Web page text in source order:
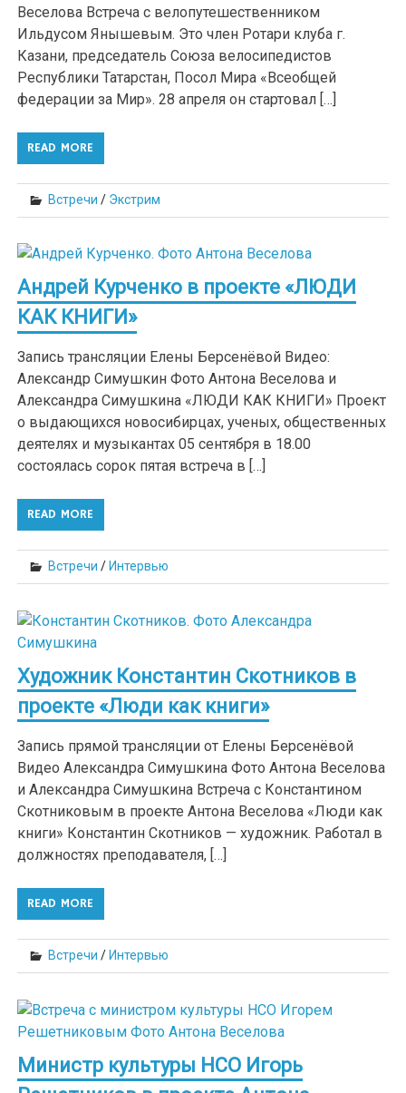
Веселова Встреча с велопутешественником
Ильдусом Янышевым. Это член Ротари клуба г.
Казани, председатель Союза велосипедистов
Республики Татарстан, Посол Мира «Всеобщей
федерации за Мир». 28 апреля он стартовал […]
READ MORE
Встречи / Экстрим
Андрей Курченко в проекте «ЛЮДИ
КАК КНИГИ»
Запись трансляции Елены Берсенёвой Видео:
Александр Симушкин Фото Антона Веселова и
Александра Симушкина «ЛЮДИ КАК КНИГИ» Проект
о выдающихся новосибирцах, ученых, общественных
деятелях и музыкантах 05 сентября в 18.00
состоялась сорок пятая встреча в […]
READ MORE
Встречи / Интервью
Художник Константин Скотников в
проекте «Люди как книги»
Запись прямой трансляции от Елены Берсенёвой
Видео Александра Симушкина Фото Антона Веселова
и Александра Симушкина Встреча с Константином
Скотниковым в проекте Антона Веселова «Люди как
книги» Константин Скотников — художник. Работал в
должностях преподавателя, […]
READ MORE
Встречи / Интервью
Министр культуры НСО Игорь